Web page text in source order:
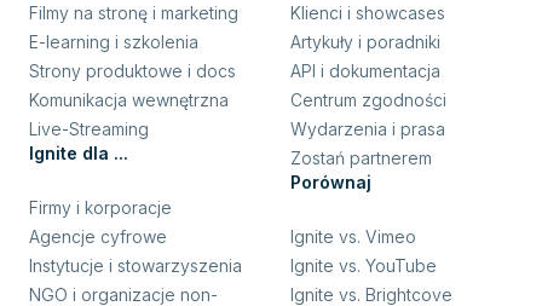
Filmy na stronę i marketing
E-learning i szkolenia
Strony produktowe i docs
Komunikacja wewnętrzna
Live-Streaming
Ignite dla ...
Firmy i korporacje
Agencje cyfrowe
Instytucje i stowarzyszenia
NGO i organizacje non-
Klienci i showcases
Artykuły i poradniki
API i dokumentacja
Centrum zgodności
Wydarzenia i prasa
Zostań partnerem
Porównaj
Ignite vs. Vimeo
Ignite vs. YouTube
Ignite vs. Brightcove